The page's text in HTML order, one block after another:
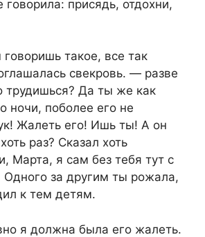
говорила: присядь, отдохни,
такое, все так
свекровь. — разве
трудишься? Да ты же как
ночи, поболее его не
Жалеть его! Ишь ты! А он
раз? Сказал хоть
Марта, я сам без тебя тут с
за другим ты рожала,
к тем детям.
я должна была его жалеть.